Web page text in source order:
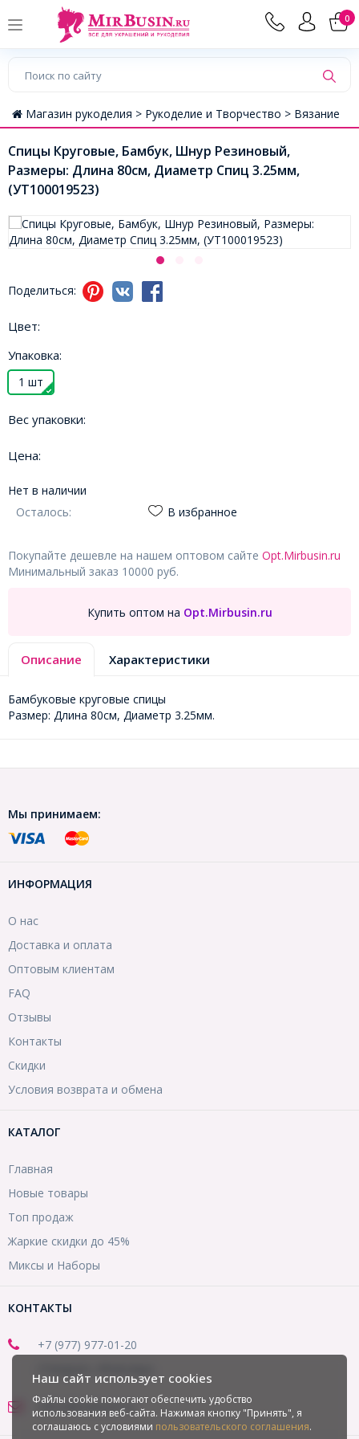
0
Магазин рукоделия > Рукоделие и Творчество > Вязание
Спицы Круговые, Бамбук, Шнур Резиновый,
Размеры: Длина 80см, Диаметр Спиц 3.25мм,
(УТ100019523)
Поделиться:
Цвет:
Упаковка:
1 шт
Вес упаковки:
Цена:
Нет в наличии
Осталось:
В избранное
Покупайте дешевле на нашем оптовом сайте Opt.Mirbusin.ru
Минимальный заказ 10000 руб.
Купить оптом на Opt.Mirbusin.ru
Описание Характеристики
Бамбуковые круговые спицы
Размер: Длина 80см, Диаметр 3.25мм.
Мы принимаем:
ИНФОРМАЦИЯ
О нас
Доставка и оплата
Оптовым клиентам
FAQ
Отзывы
Контакты
Скидки
Условия возврата и обмена
КАТАЛОГ
Главная
Новые товары
Топ продаж
Жаркие скидки до 45%
Миксы и Наборы
КОНТАКТЫ
+7 (977) 977-01-20
office@mirbusin.ru
Наш сайт использует cookies
Файлы cookie помогают обеспечить удобство
использования веб-сайта. Нажимая кнопку "Принять", я
соглашаюсь с условиями пользовательского соглашения.